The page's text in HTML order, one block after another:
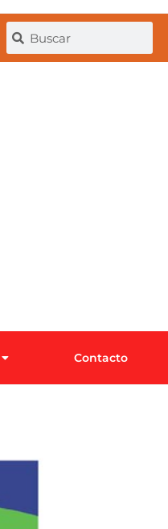
Contacto